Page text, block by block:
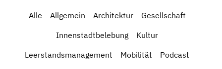
Alle Allgemein Architektur
Gesellschaft
Innenstadtbelebung
Kultur
Leerstandsmanagement
Mobilität
Podcast